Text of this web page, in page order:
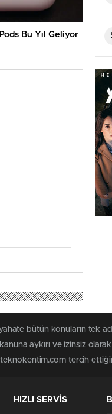
Bu Yıl Geliyor
bütün konuların tek
aykırı ve izinsiz
tercih
HIZLI SERVİS